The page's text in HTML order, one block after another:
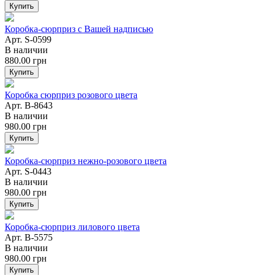
Купить
Коробка-сюрприз с Вашей надписью
Арт. S-0599
В наличии
880.00 грн
Купить
Коробка сюрприз розового цвета
Арт. B-8643
В наличии
980.00 грн
Купить
Коробка-сюрприз нежно-розового цвета
Арт. S-0443
В наличии
980.00 грн
Купить
Коробка-сюрприз лилового цвета
Арт. B-5575
В наличии
980.00 грн
Купить